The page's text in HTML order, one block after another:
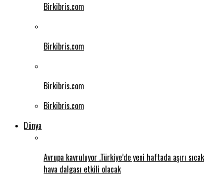
Birkibris.com
Birkibris.com
Birkibris.com
Birkibris.com
Dünya
Avrupa kavruluyor .Türkiye’de yeni haftada aşırı sıcak
hava dalgası etkili olacak